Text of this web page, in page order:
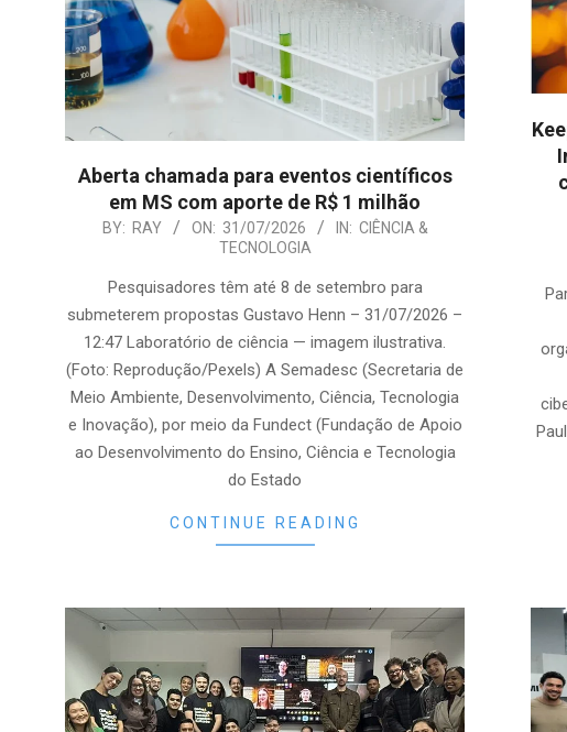
Aberta chamada para eventos científicos
em MS com aporte de R$ 1 milhão
2026-BY: RAY ON: 31/07/2026 IN: CIÊNCIA &
TECNOLOGIA
Pesquisadores têm até 8 de setembro para
submeterem propostas Gustavo Henn – 31/07/2026 –
12:47 Laboratório de ciência — imagem ilustrativa.
(Foto: Reprodução/Pexels) A Semadesc (Secretaria de
Meio Ambiente, Desenvolvimento, Ciência, Tecnologia
e Inovação), por meio da Fundect (Fundação de Apoio
ao Desenvolvimento do Ensino, Ciência e Tecnologia
do Estado
CONTINUE READING
22